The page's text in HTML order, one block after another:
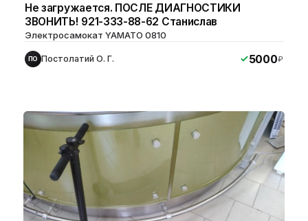
Не загружается. ПОСЛЕ ДИАГНОСТИКИ
ЗВОНИТЬ! 921-333-88-62 Станислав
Электросамокат YAMATO 0810
ПО Постолатий О. Г. 5000₽